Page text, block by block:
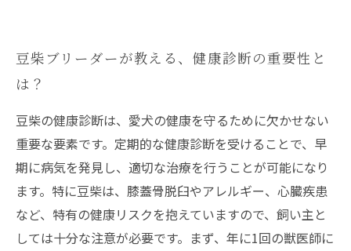
豆柴ブリーダーが教える、健康診断の重要性と
は？
豆柴の健康診断は、愛犬の健康を守るために欠かせない
重要な要素です。定期的な健康診断を受けることで、早
期に病気を発見し、適切な治療を行うことが可能になり
ます。特に豆柴は、膝蓋骨脱臼やアレルギー、心臓疾患
など、特有の健康リスクを抱えていますので、飼い主と
しては十分な注意が必要です。まず、年に1回の獣医師に